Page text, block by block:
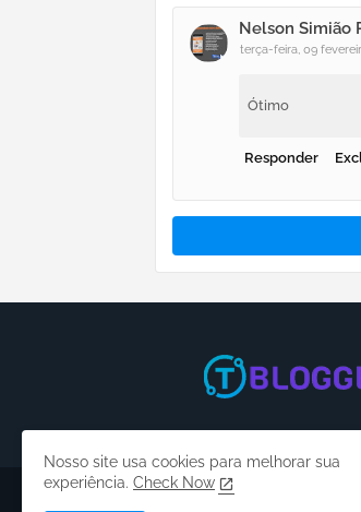
Nelson Simião
terça-feira, 09
Ótimo
Responder
Nosso site usa cookies para melhorar sua
experiência. Check Now